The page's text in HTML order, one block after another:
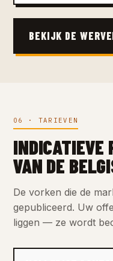
BEKIJK DE
06 · TARIEVEN
INDICATIEVE
VAN DE
De vorken die de
gepubliceerd. Uw
liggen — ze wordt